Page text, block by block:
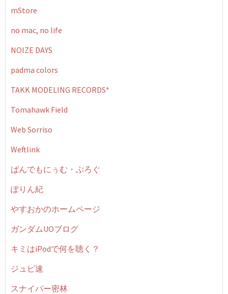
mStore
no mac, no life
NOIZE DAYS
padma colors
TAKK MODELING RECORDS*
Tomahawk Field
Web Sorriso
Weftlink
ぱんでもにぅむ・ぶろぐ
ぽりん紀
やすおかのホームページ
ガンダムUOブログ
キミはiPodで何を聴く？
ジュピ速
スナイパー密林